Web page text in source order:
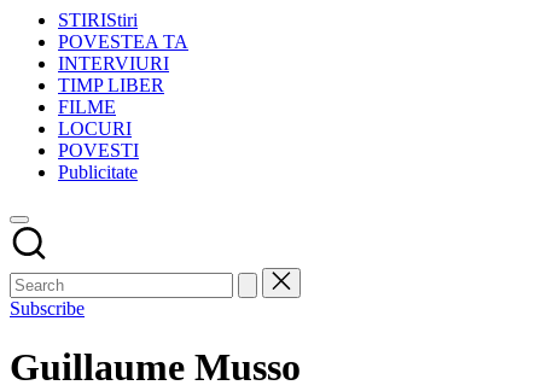
STIRIStiri
POVESTEA TA
INTERVIURI
TIMP LIBER
FILME
LOCURI
POVESTI
Publicitate
Subscribe
Guillaume Musso